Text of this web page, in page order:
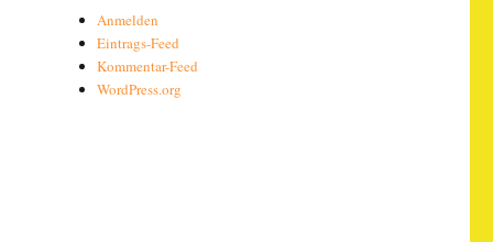
Anmelden
Eintrags-Feed
Kommentar-Feed
WordPress.org